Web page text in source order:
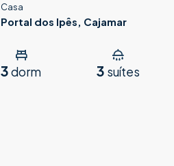
Casa
Portal dos Ipês, Cajamar
3 dorm 3 suítes